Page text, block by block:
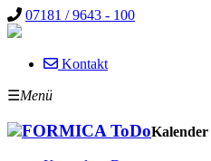
07181 / 9643 - 100
Kontakt
☰Menü
FORMICA ToDoKalender